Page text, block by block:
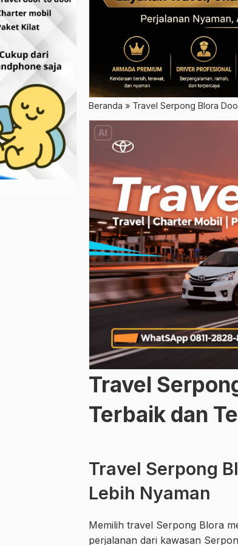
Beranda » Travel Serpong Blora
Travel
Terbaik dan
Travel Serpong
Lebih Nyaman
Memilih travel Serpong Blora
perjalanan dari kawasan